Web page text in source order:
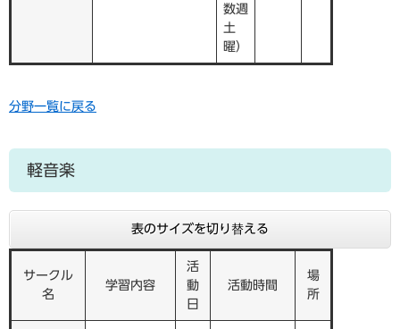
数週
土
曜）
分野一覧に戻る
軽音楽
表のサイズを切り替える
サークル
名
学習内容
活
動
日
活動時間
場
所